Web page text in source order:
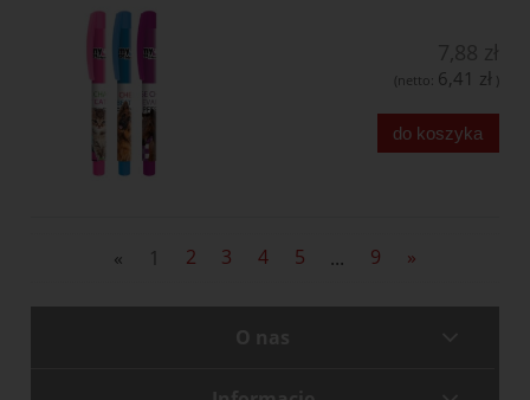
(netto: 6,41 zł )
do koszyka
« 1 2 3 4 5 ... 9 »